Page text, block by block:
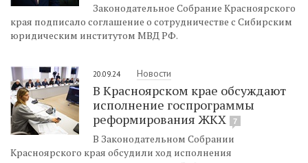
Законодательное Собрание Красноярского
края подписало соглашение о сотрудничестве с Сибирским
юридическим институтом МВД РФ.
20.09.24 Новости
В Красноярском крае обсуждают
исполнение госпрограммы
реформирования ЖКХ
7
В Законодательном Собрании
Красноярского края обсудили ход исполнения